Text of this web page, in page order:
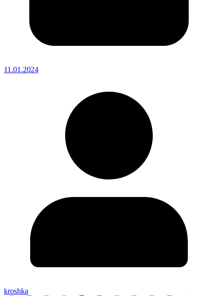
11.01.2024
kroshka